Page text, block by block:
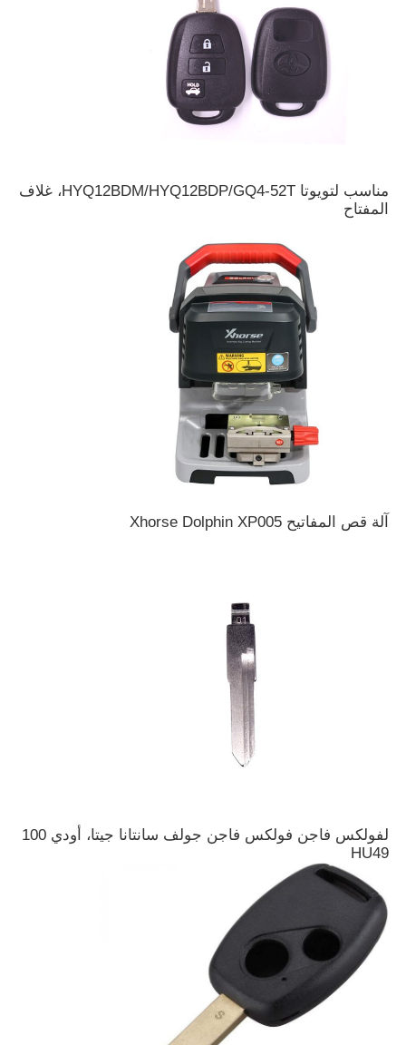
قذيفة مفتاح السيارة
شفرة مفاتيح السيارة
مبرمج مفتاح السيارة
شريحة الارسال والاستقبال
آلة القفل
المفتاح الذكي
مناسب لتويوتا HYQ12BDM/HYQ12BDP/GQ4-52T، غلاف
المفتاح
آلة قص المفاتيح Xhorse Dolphin XP005
لفولكس فاجن فولكس فاجن جولف سانتانا جيتا، أودي 100
HU49